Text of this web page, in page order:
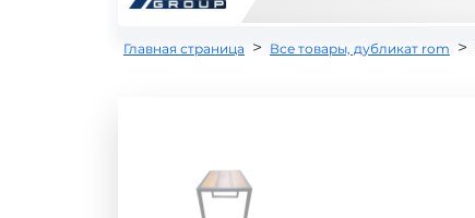
Главная страница > Все товары, дубликат rom >